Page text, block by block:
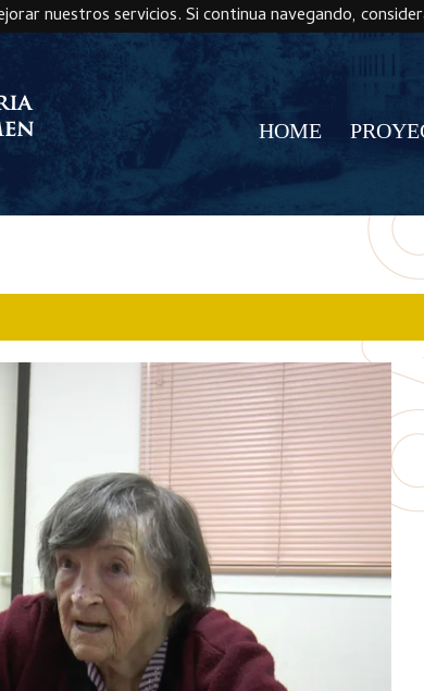
nuestros servicios. Si continua navegando,
HOME